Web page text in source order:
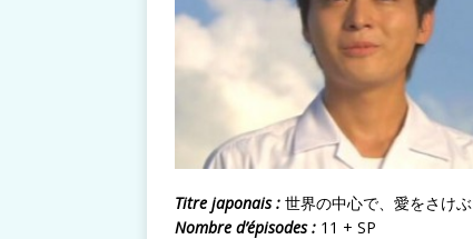
Titre japonais : 世界の中心で、愛をさけぶ
Nombre d’épisodes : 11 + SP